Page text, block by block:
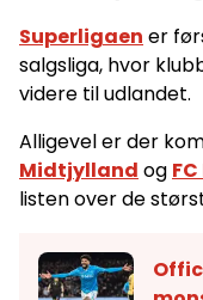
Superligaen er
salgsliga, hvor
videre til udlandet.
Alligevel er der
Midtjylland og
listen over de